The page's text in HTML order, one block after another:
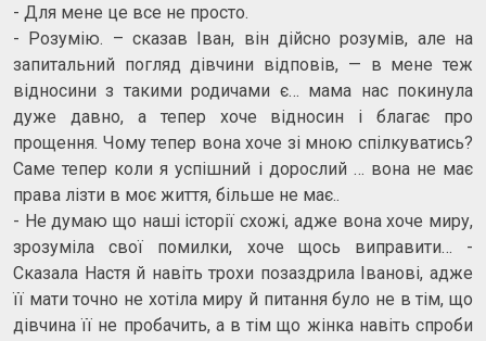
- Для мене це все не просто.
- Розумію. – сказав Іван, він дійсно розумів, але на
запитальний погляд дівчини відповів, — в мене теж
відносини з такими родичами є… мама нас покинула
дуже давно, а тепер хоче відносин і благає про
прощення. Чому тепер вона хоче зі мною спілкуватись?
Саме тепер коли я успішний і дорослий … вона не має
права лізти в моє життя, більше не має..
- Не думаю що наші історії схожі, адже вона хоче миру,
зрозуміла свої помилки, хоче щось виправити… -
Сказала Настя й навіть трохи позаздрила Іванові, адже
її мати точно не хотіла миру й питання було не в тім, що
дівчина її не пробачить, а в тім що жінка навіть спроби